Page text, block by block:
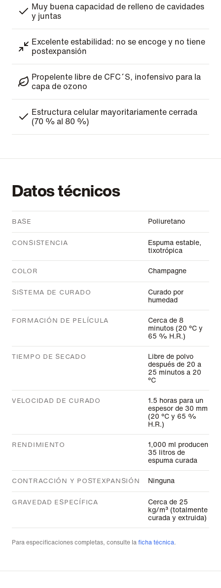
Muy buena capacidad de relleno de cavidades
y juntas
Excelente estabilidad: no se encoge y no tiene
postexpansión
Propelente libre de CFC´S, inofensivo para la
capa de ozono
Estructura celular mayoritariamente cerrada
(70 % al 80 %)
Datos técnicos
BASE Poliuretano
CONSISTENCIA Espuma estable,
tixotrópica
COLOR Champagne
SISTEMA DE CURADO Curado por
humedad
FORMACIÓN DE PELÍCULA Cerca de 8
minutos (20 °C y
65 % H.R.)
TIEMPO DE SECADO Libre de polvo
después de 20 a
25 minutos a 20
°C
VELOCIDAD DE CURADO 1.5 horas para un
espesor de 30 mm
(20 °C y 65 %
H.R.)
RENDIMIENTO 1,000 ml producen
35 litros de
espuma curada
CONTRACCIÓN Y POSTEXPANSIÓN Ninguna
GRAVEDAD ESPECÍFICA Cerca de 25
kg/m³ (totalmente
curada y extruida)
Para especificaciones completas, consulte laficha técnica.